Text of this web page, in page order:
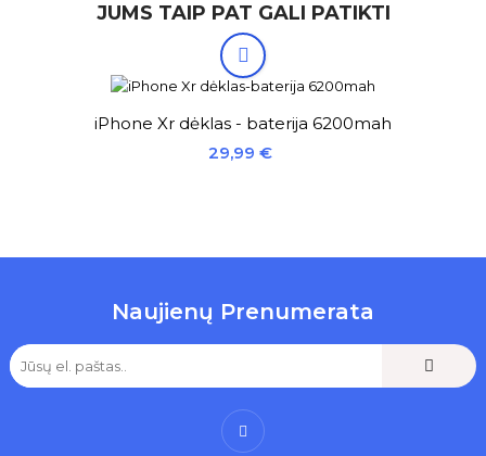
JUMS TAIP PAT GALI PATIKTI

iPhone Xr dėklas - baterija 6200mah
Kaina
29,99 €
Naujienų Prenumerata
Facebook